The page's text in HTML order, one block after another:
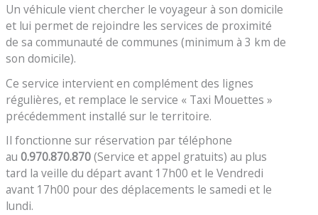
Un véhicule vient chercher le voyageur à son domicile
et lui permet de rejoindre les services de proximité
de sa communauté de communes (minimum à 3 km de
son domicile).
Ce service intervient en complément des lignes
régulières, et remplace le service « Taxi Mouettes »
précédemment installé sur le territoire.
Il fonctionne sur réservation par téléphone
au0.970.870.870(Service et appel gratuits) au plus
tard la veille du départ avant 17h00 et le Vendredi
avant 17h00 pour des déplacements le samedi et le
lundi.